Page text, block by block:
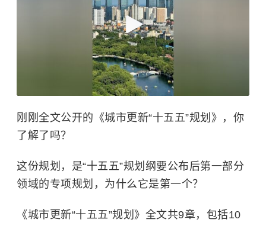
刚刚全文公开的《城市更新“十五五”规划》，你
了解了吗？
这份规划，是“十五五”规划纲要公布后第一部分
领域的专项规划，为什么它是第一个？
《城市更新“十五五”规划》全文共9章，包括10